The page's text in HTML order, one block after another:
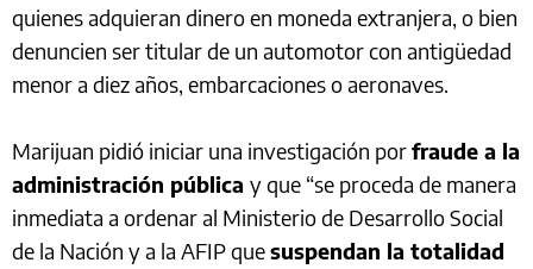
quienes adquieran dinero en moneda extranjera, o bien
denuncien ser titular de un automotor con antigüedad
menor a diez años, embarcaciones o aeronaves.
Marijuan pidió iniciar una investigación porfraude a la
administración pública y que “se proceda de manera
inmediata a ordenar al Ministerio de Desarrollo Social
de la Nación y a la AFIP quesuspendan la totalidad